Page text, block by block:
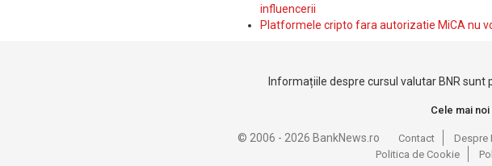
influencerii
Platformele cripto fara autorizatie MiCA nu
Informațiile despre cursul valutar BNR sunt
Cele mai
© 2006 - 2026 BankNews.ro Contact Despre
Politica de Cookie